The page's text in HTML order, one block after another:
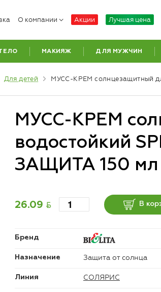
О компании Акции Лучшая цена
МАКИЯЖ ДЛЯ МУЖЧИН
Для детей МУСС-КРЕМ солнцезащитный
МУСС-КРЕМ
водостойкий
ЗАЩИТА 150 мл
26.09 BYN В
Бренд
Назначение Защита от солнца
Линия СОЛЯРИС